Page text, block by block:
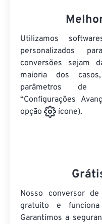
Utilizamos
personalizados
conversões sejam
maioria dos
parâmetros de
“Configurações
opção
ícone).
Nosso conversor
gratuito e
Garantimos a